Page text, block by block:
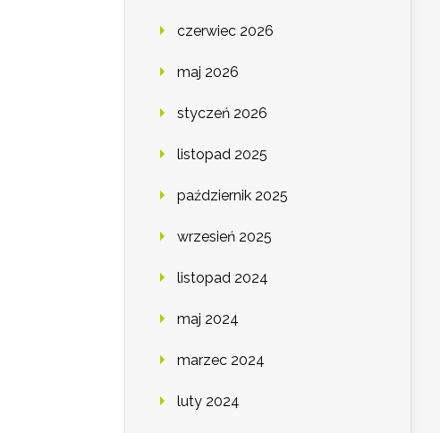
czerwiec 2026
maj 2026
styczeń 2026
listopad 2025
październik 2025
wrzesień 2025
listopad 2024
maj 2024
marzec 2024
luty 2024